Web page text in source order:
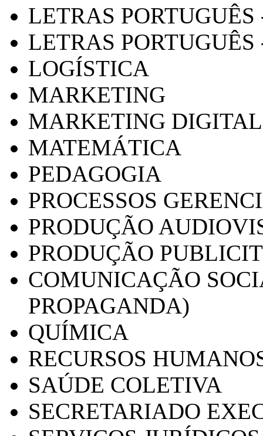
LETRAS
LETRAS PORTUGUÊS
LOGÍSTICA
MARKETING
MARKETING DIGITAL
MATEMÁTICA
PEDAGOGIA
PROCESSOS
PRODUÇÃO
PRODUÇÃO
COMUNICAÇÃO
PROPAGANDA)
QUÍMICA
RECURSOS
SAÚDE COLETIVA
SECRETARIADO